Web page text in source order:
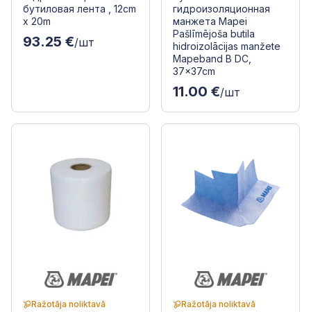
бутиловая лента , 12cm
x 20m
93.25 €/шт
гидроизоляционная
манжета Mapei
Pašlīmējoša butila
hidroizolācijas manžete
Mapeband B DC,
37x37cm
11.00 €/шт
Ražotāja noliktavā Ražotāja noliktavā